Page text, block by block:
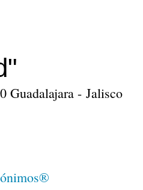
Guadalajara - Jalisco